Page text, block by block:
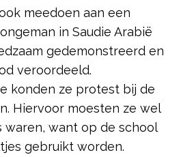
meedoen aan een
in Saudie Arabië
gedemonstreerd en
veroordeeld.
konden ze protest bij de
Hiervoor moesten ze wel
want op de school
gebruikt worden.